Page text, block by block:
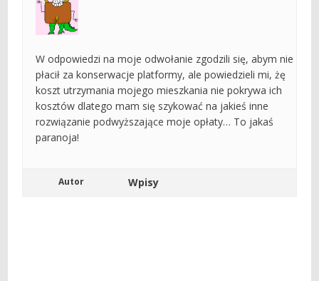
W odpowiedzi na moje odwołanie zgodzili się, abym nie
płacił za konserwacje platformy, ale powiedzieli mi, żę
koszt utrzymania mojego mieszkania nie pokrywa ich
kosztów dlatego mam się szykować na jakieś inne
rozwiązanie podwyższające moje opłaty… To jakaś
paranoja!
Autor Wpisy